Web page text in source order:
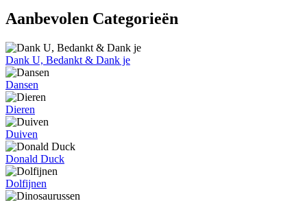
Aanbevolen Categorieën
Dank U, Bedankt & Dank je
Dansen
Dieren
Duiven
Donald Duck
Dolfijnen